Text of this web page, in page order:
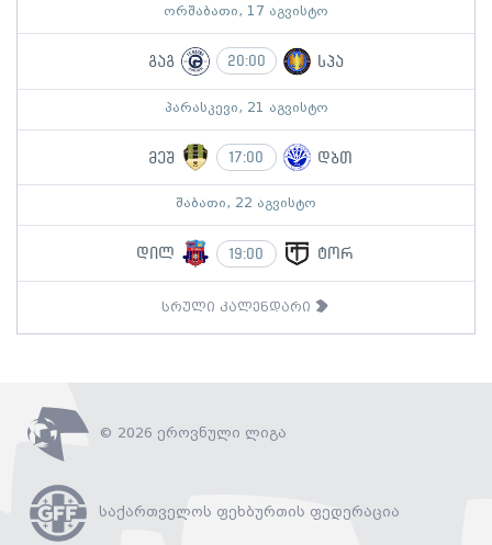
ორშაბათი, 17 აგვისტო
გაგ 20:00 სპა
პარასკევი, 21 აგვისტო
მეშ 17:00 დბთ
შაბათი, 22 აგვისტო
დილ 19:00 ტორ
სრული კალენდარი
© 2026 ეროვნული ლიგა
საქართველოს ფეხბურთის ფედერაცია